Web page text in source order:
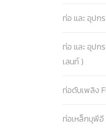
ท่อ และ อุปก
ท่อ และ อุปก
เลนท์ )
ท่อดับเพลิง
ท่อเหล็กบุพีอี